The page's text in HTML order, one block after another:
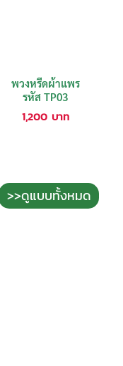
พวงหรีดผ้าแพร
รหัส TP03
1,200 บาท
>>ดูแบบทั้งหมด